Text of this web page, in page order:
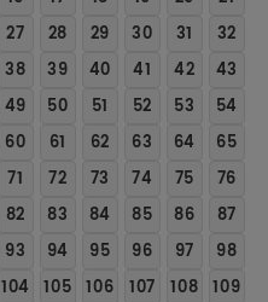
27 28 29 30 31
32
38 39 40 41 42
43
49 50 51 52 53
54
60 61 62 63 64
65
71 72 73 74 75
76
82 83 84 85 86
87
93 94 95 96 97
98
104 105 106 107 108 109